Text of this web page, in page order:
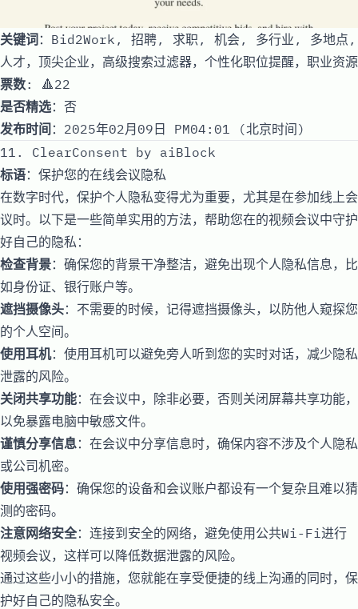
关键词：Bid2Work, 招聘, 求职, 机会, 多行业, 多地点,
人才，顶尖企业，高级搜索过滤器，个性化职位提醒，职业资源
票数: 🔺22
是否精选：否
发布时间 ：2025年02月09日 PM04:01 (北京时间)
11. ClearConsent by aiBlock
标语：保护您的在线会议隐私
在数字时代，保护个人隐私变得尤为重要，尤其是在参加线上会
议时。以下是一些简单实用的方法，帮助您在的视频会议中守护
好自己的隐私：
检查背景：确保您的背景干净整洁，避免出现个人隐私信息，比
如身份证、银行账户等。
遮挡摄像头：不需要的时候，记得遮挡摄像头，以防他人窥探您
的个人空间。
使用耳机：使用耳机可以避免旁人听到您的实时对话，减少隐私
泄露的风险。
关闭共享功能：在会议中，除非必要，否则关闭屏幕共享功能，
以免暴露电脑中敏感文件。
谨慎分享信息：在会议中分享信息时，确保内容不涉及个人隐私
或公司机密。
使用强密码：确保您的设备和会议账户都设有一个复杂且难以猜
测的密码。
注意网络安全：连接到安全的网络，避免使用公共Wi-Fi进行
视频会议，这样可以降低数据泄露的风险。
通过这些小小的措施，您就能在享受便捷的线上沟通的同时，保
护好自己的隐私安全。